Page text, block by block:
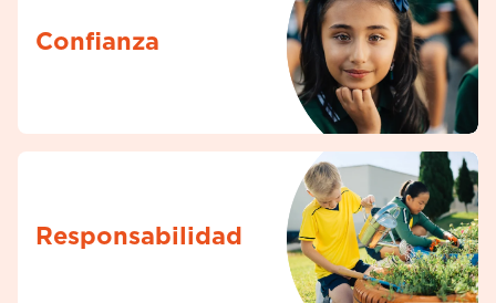
Confianza
Responsabilidad